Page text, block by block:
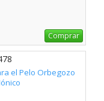
Comprar
el Pelo Orbegozo